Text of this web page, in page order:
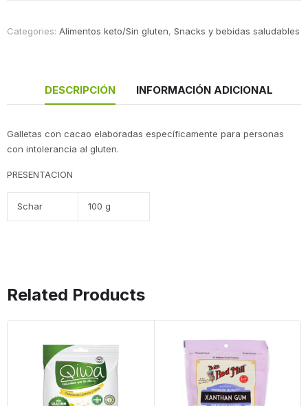
Categories: Alimentos keto/Sin gluten, Snacks y bebidas saludables
DESCRIPCIÓN INFORMACIÓN ADICIONAL
Galletas con cacao elaboradas específicamente para personas
con intolerancia al gluten.
PRESENTACION
Schar 100 g
Related Products